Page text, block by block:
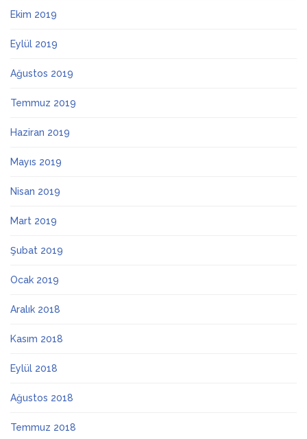
Ekim 2019
Eylül 2019
Ağustos 2019
Temmuz 2019
Haziran 2019
Mayıs 2019
Nisan 2019
Mart 2019
Şubat 2019
Ocak 2019
Aralık 2018
Kasım 2018
Eylül 2018
Ağustos 2018
Temmuz 2018